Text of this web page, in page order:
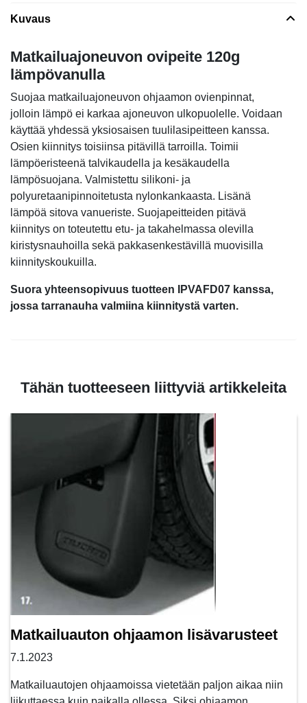
Kuvaus
Matkailuajoneuvon ovipeite 120g
lämpövanulla
Suojaa matkailuajoneuvon ohjaamon ovienpinnat,
jolloin lämpö ei karkaa ajoneuvon ulkopuolelle. Voidaan
käyttää yhdessä yksiosaisen tuulilasipeitteen kanssa.
Osien kiinnitys toisiinsa pitävillä tarroilla. Toimii
lämpöeristeenä talvikaudella ja kesäkaudella
lämpösuojana. Valmistettu silikoni- ja
polyuretaanipinnoitetusta nylonkankaasta. Lisänä
lämpöä sitova vanueriste. Suojapeitteiden pitävä
kiinnitys on toteutettu etu- ja takahelmassa olevilla
kiristysnauhoilla sekä pakkasenkestävillä muovisilla
kiinnityskoukuilla.
Suora yhteensopivuus tuotteen IPVAFD07 kanssa,
jossa tarranauha valmiina kiinnitystä varten.
Tähän tuotteeseen liittyviä artikkeleita
Matkailuauton ohjaamon lisävarusteet
7.1.2023
Matkailuautojen ohjaamoissa vietetään paljon aikaa niin